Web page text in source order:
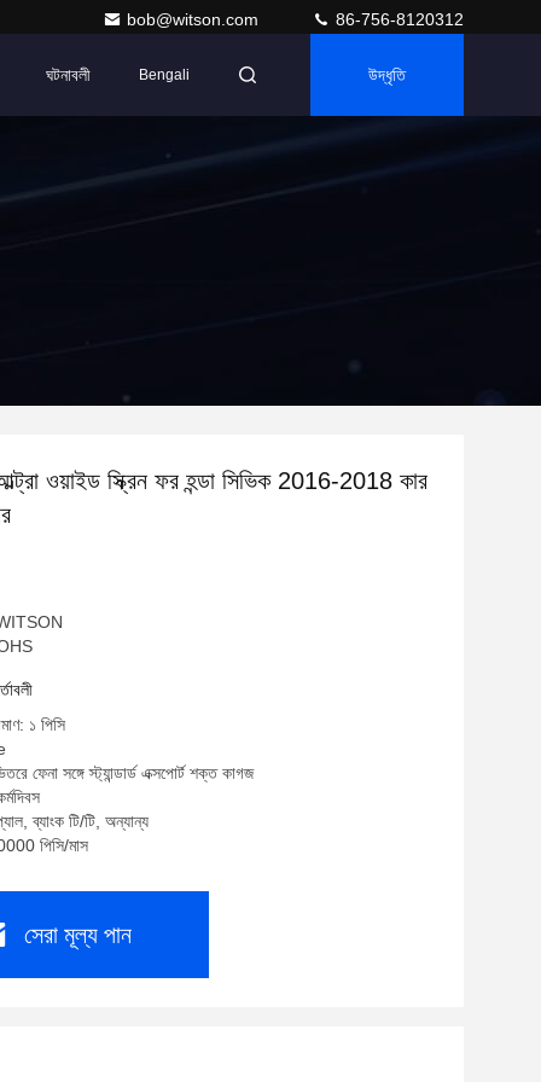
bob@witson.com 86-756-8120312
ঘটনাবলী Bengali উদ্ধৃতি
ওয়াইড স্ক্রিন ফর হন্ডা সিভিক 2016-2018 কার
WITSON
১ পিসি
ফেনা সঙ্গে স্ট্যান্ডার্ড এক্সপোর্ট শক্ত কাগজ
ব্যাংক টি/টি, অন্যান্য
পিসি/মাস
সেরা মূল্য পান